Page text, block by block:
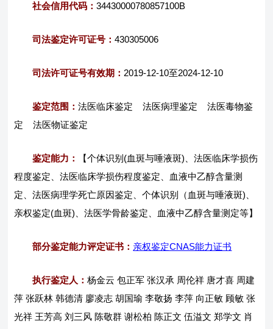
社会信用代码：34430000780857100B
司法鉴定许可证号：430305006
司法许可证号有效期： 2019-12-10至2024-12-10
鉴定范围：法医临床鉴定 法医病理鉴定 法医毒物鉴
定 法医物证鉴定
鉴定能力：
【个体识别(血斑与唾液斑)、法医临床学损伤
程度鉴定、法医临床学损伤程度鉴定、血液中乙醇含量测
定、法医病理学死亡原因鉴定、个体识别（血斑与唾液斑)、
亲权鉴定(血斑)、法医学骨龄鉴定、血液中乙醇含量测定等】
部分鉴定能力评定证书： 亲权鉴定CNAS能力证书
执行鉴定人：杨金云 包正军 张汉承 周伦祥 唐才喜 周建
萍 张跃林 韩德清 廖凌志 胡国瑜 李敬扬 李萍 向正敏 顾敏 张
光祥 王芳高 刘三风 陈敬群 谢松柏 陈正文 伍溢文 郑学文 肖